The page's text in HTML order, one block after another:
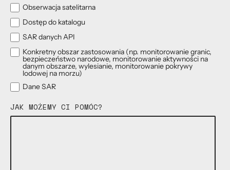
Obserwacja satelitarna
Dostęp do katalogu
SAR danych API
Konkretny obszar zastosowania (np. monitorowanie granic,
bezpieczeństwo narodowe, monitorowanie aktywności na
danym obszarze, wylesianie, monitorowanie pokrywy
lodowej na morzu)
Dane SAR
JAK MOŻEMY CI POMÓC?